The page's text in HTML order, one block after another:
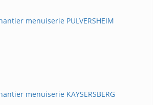
menuiserie PULVERSHEIM
menuiserie KAYSERSBERG